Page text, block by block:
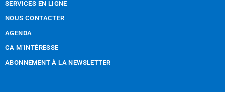
SERVICES EN LIGNE
NOUS CONTACTER
AGENDA
CA M’INTÉRESSE
ABONNEMENT À LA NEWSLETTER